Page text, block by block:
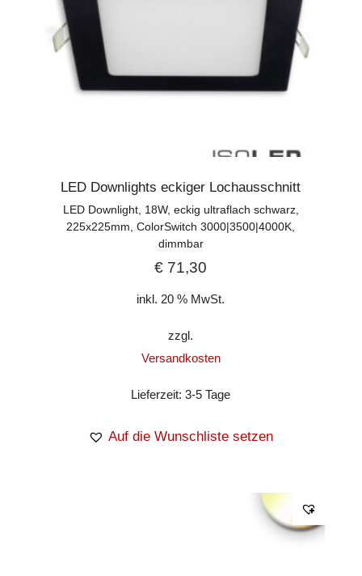
LED Downlights eckiger Lochausschnitt
LED Downlight, 18W, eckig ultraflach schwarz,
225x225mm, ColorSwitch 3000|3500|4000K,
dimmbar
€ 71,30
inkl. 20 % MwSt.
zzgl.
Versandkosten
Lieferzeit:3-5 Tage
Auf die Wunschliste setzen